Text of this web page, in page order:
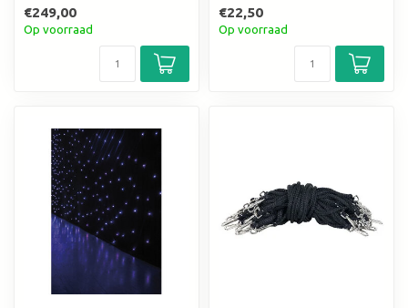
€249,00
Op voorraad
€22,50
Op voorraad